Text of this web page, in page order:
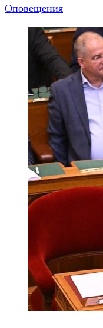
Оповещения